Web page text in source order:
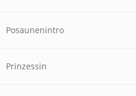
Posaunenintro
Prinzessin